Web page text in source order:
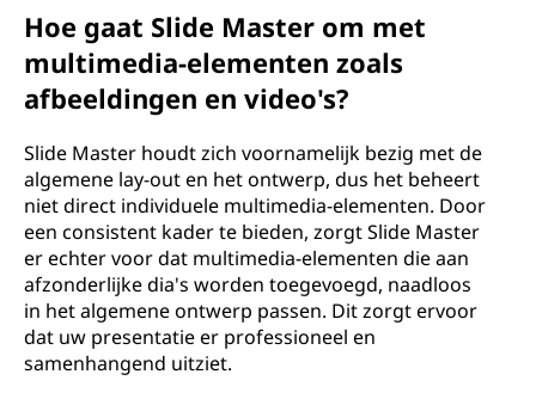
Hoe gaat Slide Master om met
multimedia-elementen zoals
afbeeldingen en video's?
Slide Master houdt zich voornamelijk bezig met de
algemene lay-out en het ontwerp, dus het beheert
niet direct individuele multimedia-elementen. Door
een consistent kader te bieden, zorgt Slide Master
er echter voor dat multimedia-elementen die aan
afzonderlijke dia's worden toegevoegd, naadloos
in het algemene ontwerp passen. Dit zorgt ervoor
dat uw presentatie er professioneel en
samenhangend uitziet.